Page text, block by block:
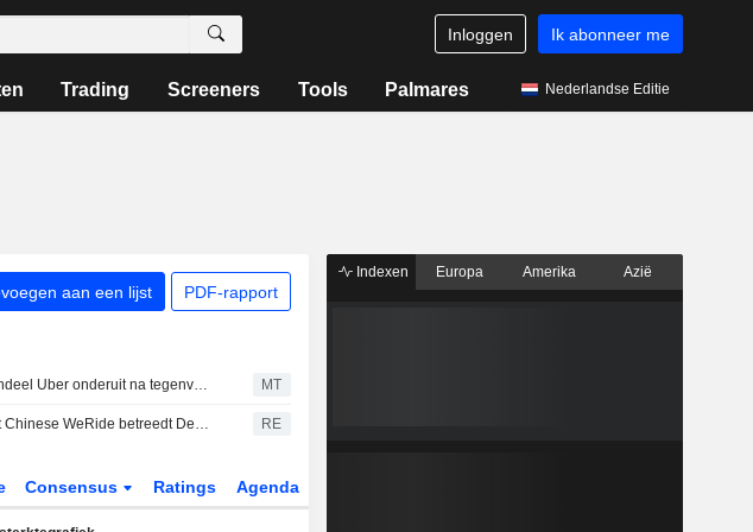
Inloggen Ik abonneer me
Trading Screeners Tools Palmares Nederlandse Editie
aan een lijst PDF-rapport
Aandeel Uber onderuit na tegenvallende kwartaalomzet en voorzichtige outlook MT
Het Chinese WeRide betreedt Denemarken en breidt Europese voetafdruk uit RE
Consensus Ratings Agenda
Indexen Europa Amerika Azië